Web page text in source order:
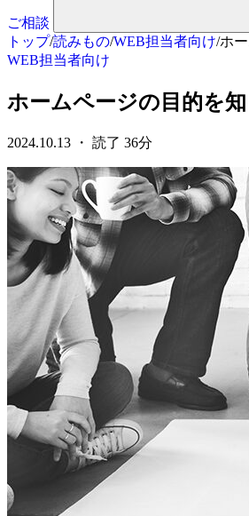
ご相談
トップ/読みもの/WEB担当者向け/ホ
WEB担当者向け
ホームページの目的を
2024.10.13 ・ 読了 36分